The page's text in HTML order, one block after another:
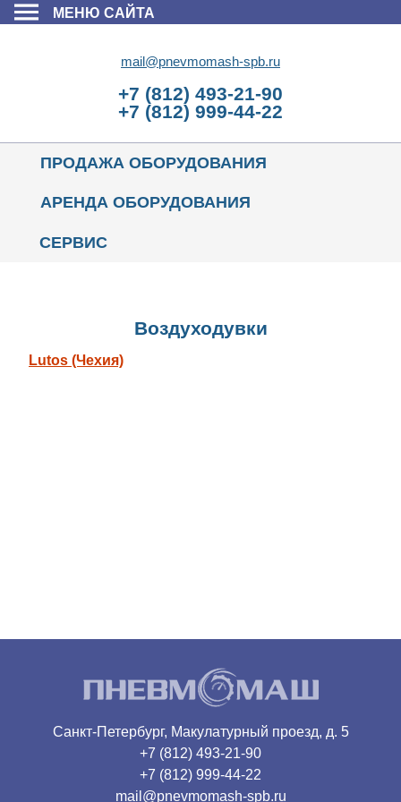
МЕНЮ САЙТА
mail@pnevmomash-spb.ru
+7 (812) 493-21-90
+7 (812) 999-44-22
ПРОДАЖА ОБОРУДОВАНИЯ
АРЕНДА ОБОРУДОВАНИЯ
СЕРВИС
Воздуходувки
Lutos (Чехия)
Санкт-Петербург, Макулатурный проезд, д. 5
+7 (812) 493-21-90
+7 (812) 999-44-22
mail@pnevmomash-spb.ru